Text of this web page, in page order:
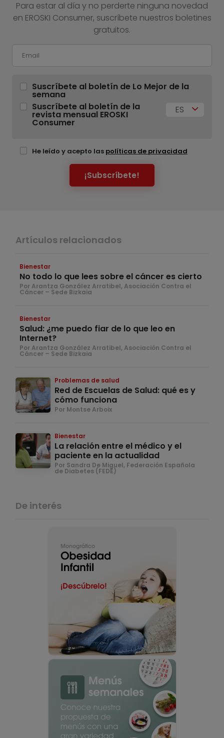
Para estar al día y no perderte ninguna novedad
en EROSKI Consumer, suscríbete nuestros boletines
gratuitos.
Suscríbete al boletín de Lo Mejor de la
semana
Suscríbete al boletín de la
revista mensual EROSKI
Consumer
ES
He leído y acepto las políticas de privacidad
¡Subscríbete!
Artículos relacionados
Bienestar
No todo lo que lees sobre el cáncer es cierto
Por Arantza González Arratibel, Asociación Contra el
Cáncer – Sede Bizkaia
Bienestar
Salud: ¿me puedo fiar de lo que leo en
Internet?
Por Arantza González Arratibel, Asociación Contra el
Cáncer – Sede Bizkaia
Problemas de salud
Red de Escuelas de Salud: qué es y
cómo funciona
Por Montse Arboix
Bienestar
La relación entre el médico y el
paciente en la actualidad
Por Sandra De Miguel, Federación Española
de Diabetes (FEDE)
De interés